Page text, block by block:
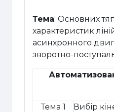
Тема: Основних
характеристик
асинхронного
зворотно-
Тема 1 Вибір